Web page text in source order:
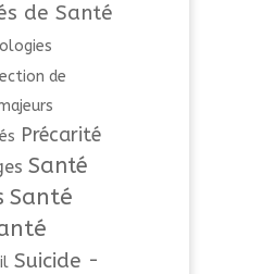
de Santé
de
Précarité
Santé
Santé
Suicide -